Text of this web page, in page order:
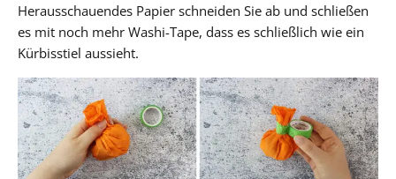
Herausschauendes Papier schneiden Sie ab und schließen
es mit noch mehr Washi-Tape, dass es schließlich wie ein
Kürbisstiel aussieht.